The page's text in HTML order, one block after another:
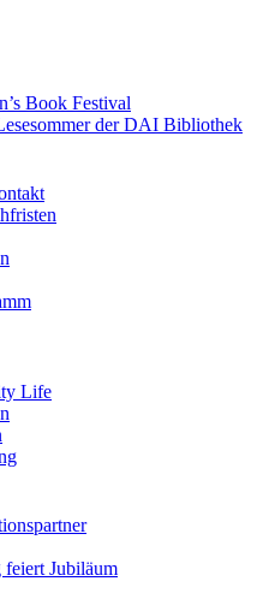
Book Festival
der DAI Bibliothek
Life
Jubiläum